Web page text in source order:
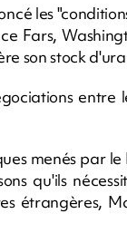
les
Fars,
son stock
entre
menés par
qu'ils
étrangères,